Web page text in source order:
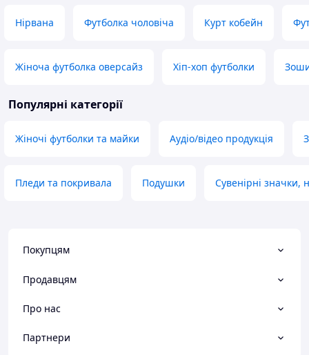
Нірвана Футболка чоловіча Курт кобейн
Жіноча футболка оверсайз Хіп-хоп футболки
Популярні категорії
Жіночі футболки та майки Аудіо/відео продукція
Пледи та покривала Подушки Сувенірні значки,
Покупцям
Продавцям
Про нас
Партнери